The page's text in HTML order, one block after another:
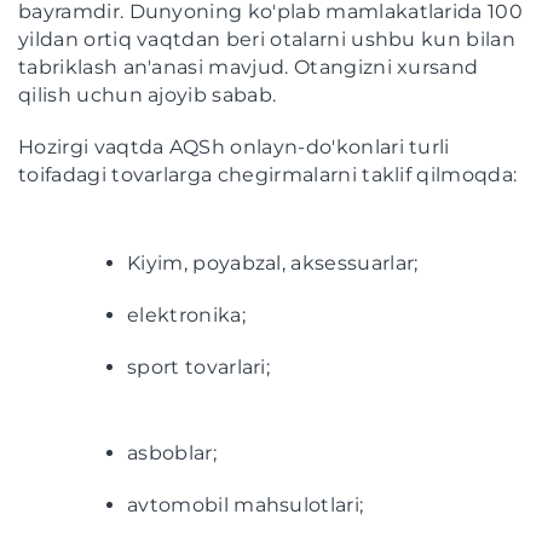
bayramdir. Dunyoning ko'plab mamlakatlarida 100
yildan ortiq vaqtdan beri otalarni ushbu kun bilan
tabriklash an'anasi mavjud. Otangizni xursand
qilish uchun ajoyib sabab.
Hozirgi vaqtda AQSh onlayn-do'konlari turli
toifadagi tovarlarga chegirmalarni taklif qilmoqda:
Kiyim, poyabzal, aksessuarlar;
elektronika;
sport tovarlari;
asboblar;
avtomobil mahsulotlari;